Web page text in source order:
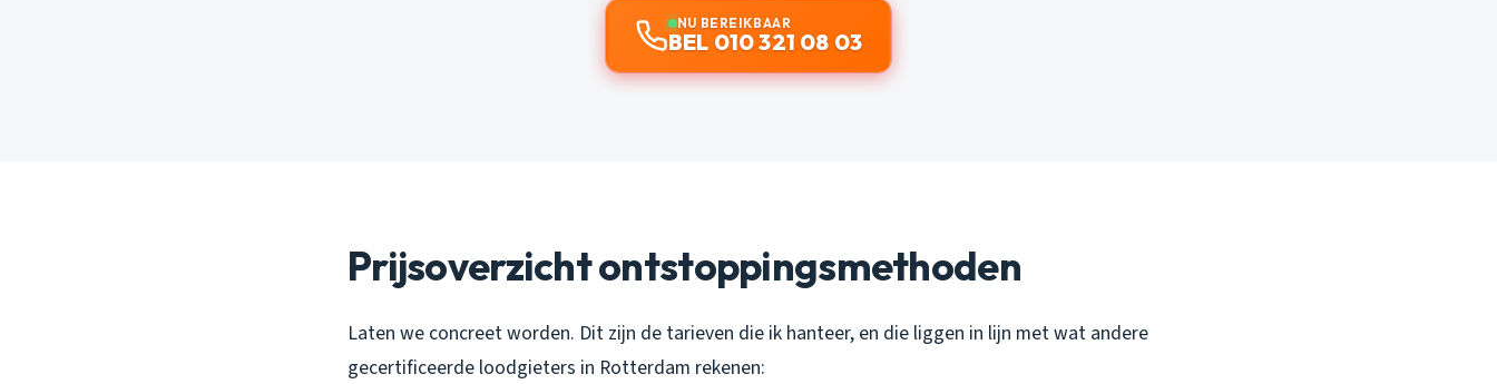
NU BEREIKBAAR
BEL 010 321 08 03
Prijsoverzicht ontstoppingsmethoden
Laten we concreet worden. Dit zijn de tarieven die ik hanteer, en die liggen in lijn met wat andere
gecertificeerde loodgieters in Rotterdam rekenen: